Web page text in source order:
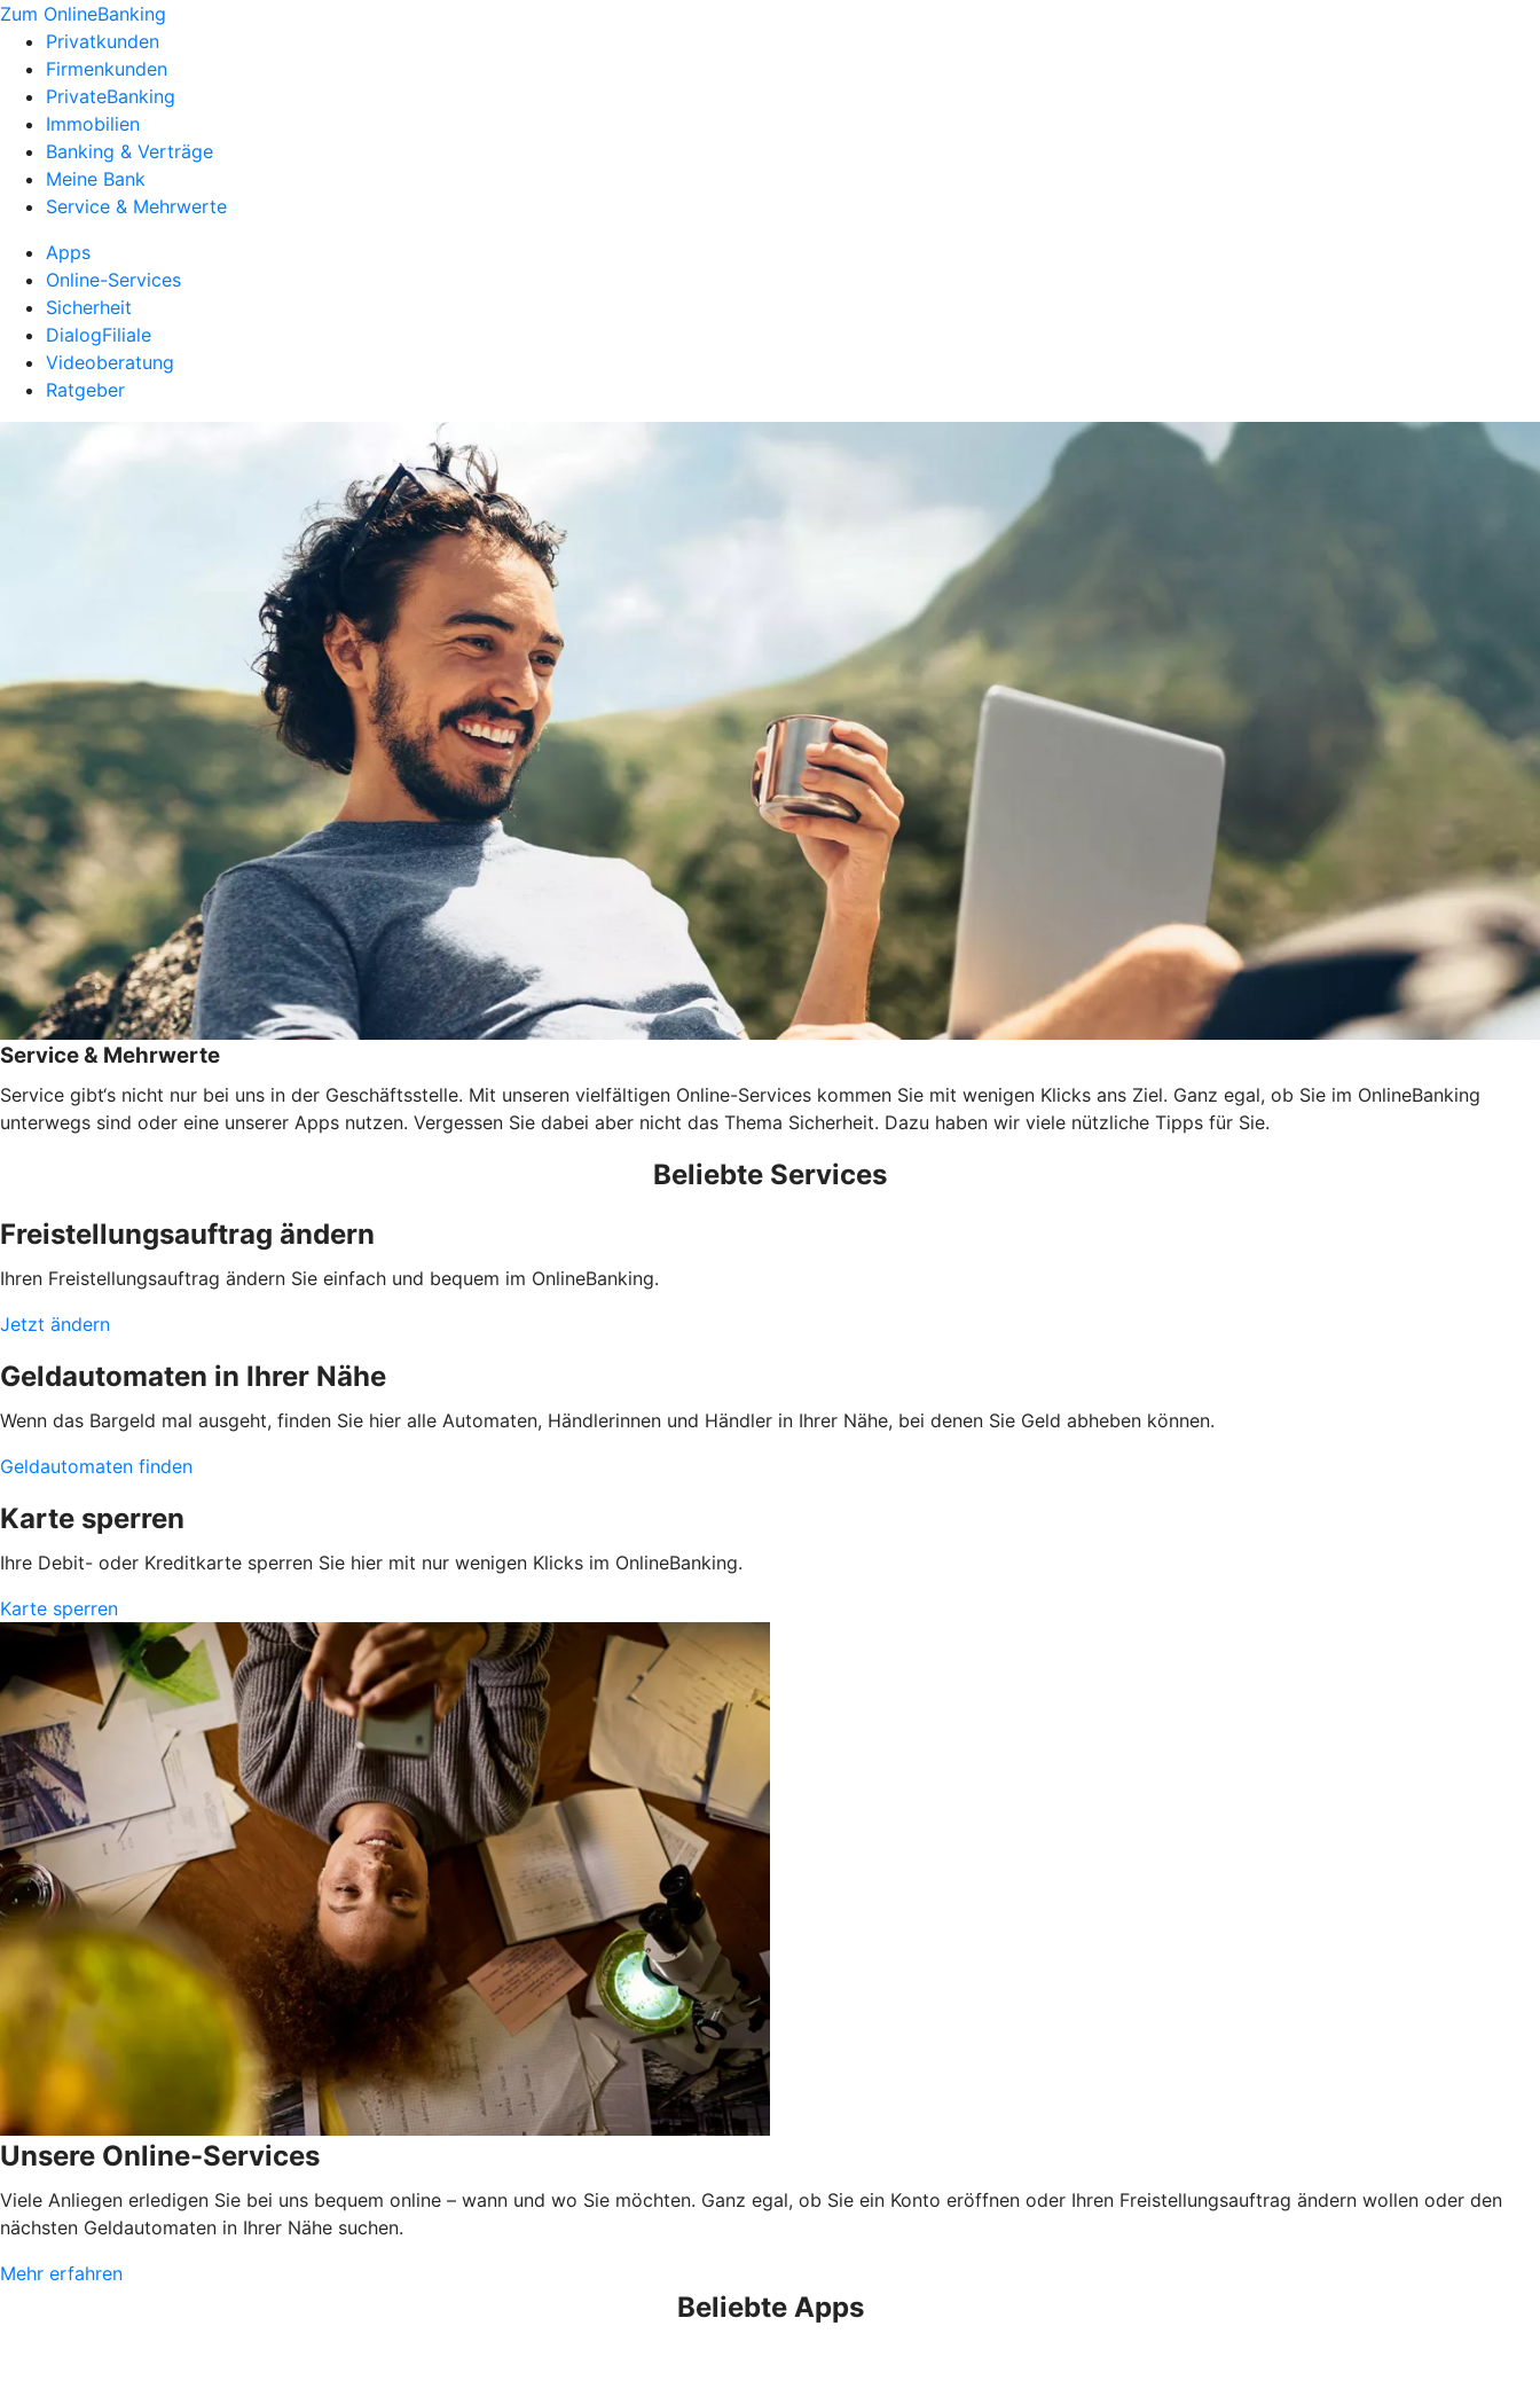
Zum OnlineBanking
Privatkunden
Firmenkunden
PrivateBanking
Immobilien
Banking & Verträge
Meine Bank
Service & Mehrwerte
Apps
Online-Services
Sicherheit
DialogFiliale
Videoberatung
Ratgeber
Service & Mehrwerte
Service gibt‘s nicht nur bei uns in der Geschäftsstelle. Mit unseren vielfältigen Online-Services kommen Sie mit wenigen Klicks ans Ziel. Ganz egal, ob Sie im OnlineBanking
unterwegs sind oder eine unserer Apps nutzen. Vergessen Sie dabei aber nicht das Thema Sicherheit. Dazu haben wir viele nützliche Tipps für Sie.
Beliebte Services
Freistellungsauftrag ändern
Ihren Freistellungsauftrag ändern Sie einfach und bequem im OnlineBanking.
Jetzt ändern
Geldautomaten in Ihrer Nähe
Wenn das Bargeld mal ausgeht, finden Sie hier alle Automaten, Händlerinnen und Händler in Ihrer Nähe, bei denen Sie Geld abheben können.
Geldautomaten finden
Karte sperren
Ihre Debit- oder Kreditkarte sperren Sie hier mit nur wenigen Klicks im OnlineBanking.
Karte sperren
Unsere Online-Services
Viele Anliegen erledigen Sie bei uns bequem online – wann und wo Sie möchten. Ganz egal, ob Sie ein Konto eröffnen oder Ihren Freistellungsauftrag ändern wollen oder den
nächsten Geldautomaten in Ihrer Nähe suchen.
Mehr erfahren
Beliebte Apps